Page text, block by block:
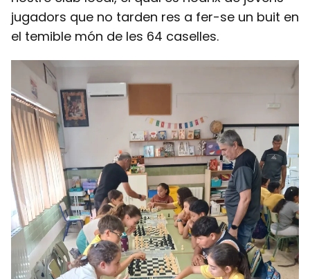
jugadors que no tarden res a fer-se un buit en
el temible món de les 64 caselles.